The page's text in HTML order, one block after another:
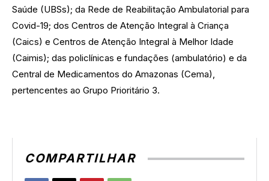
Saúde (UBSs); da Rede de Reabilitação Ambulatorial para
Covid-19; dos Centros de Atenção Integral à Criança
(Caics) e Centros de Atenção Integral à Melhor Idade
(Caimis); das policlínicas e fundações (ambulatório) e da
Central de Medicamentos do Amazonas (Cema),
pertencentes ao Grupo Prioritário 3.
COMPARTILHAR